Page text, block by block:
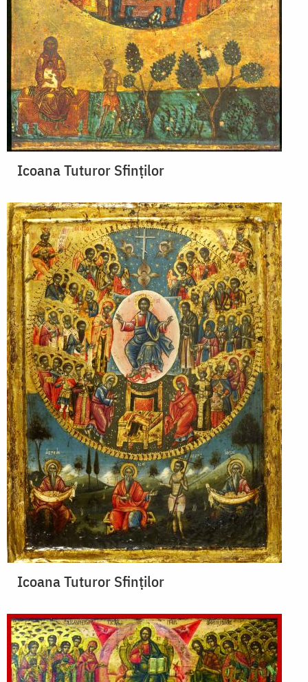
Icoana Tuturor Sfinților
Icoana Tuturor Sfinților